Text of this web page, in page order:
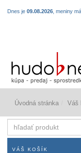
Dnes je 09.08.2026 , meniny má
Úvodná stránka Váš
produkt
VÁŠ KOŠÍK